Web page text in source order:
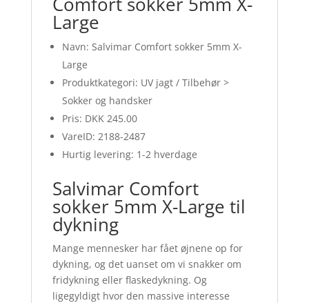
Large
Navn: Salvimar Comfort sokker 5mm X-
Large
Produktkategori: UV jagt / Tilbehør >
Sokker og handsker
Pris: DKK 245.00
VareID: 2188-2487
Hurtig levering: 1-2 hverdage
Salvimar Comfort
sokker 5mm X-Large til
dykning
Mange mennesker har fået øjnene op for
dykning, og det uanset om vi snakker om
fridykning eller flaskedykning. Og
ligegyldigt hvor den massive interesse